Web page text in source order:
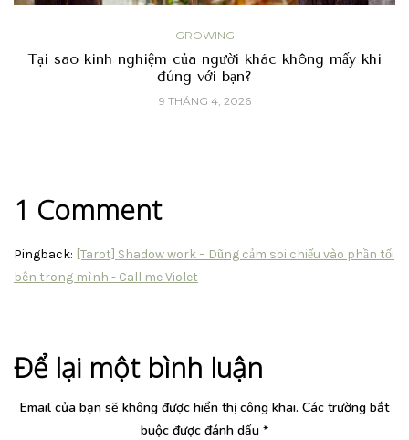
GROWING
Tại sao kinh nghiệm của người khác không mấy khi
đúng với bạn?
9 THÁNG 4, 2026
1 Comment
Pingback: [Tarot] Shadow work – Dũng cảm soi chiếu vào phần tối
bên trong mình - Call me Violet
Để lại một bình luận
Email của bạn sẽ không được hiển thị công khai. Các trường bắt
buộc được đánh dấu *